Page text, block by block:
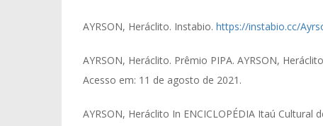
AYRSON, Heráclito. Instabio. https://instabio.cc/
AYRSON, Heráclito. Prêmio PIPA. AYRSON, Heráclito
Acesso em: 11 de agosto de 2021.
AYRSON, Heráclito In ENCICLOPÉDIA Itaú